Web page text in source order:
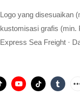
Logo yang disesuaikan
kustomisasi grafis (min.
Express Sea Freight ·